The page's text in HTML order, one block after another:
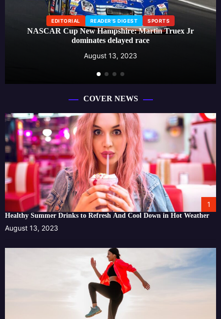
EDITORIAL LIFESTYLE READER'S DIGEST
Beauty influencer launches skincare line, creating a
around effective self-care routines
August 13, 2023
COVER NEWS
1
Healthy Summer Drinks to Refresh And Cool Down in Hot Weather
August 13, 2023